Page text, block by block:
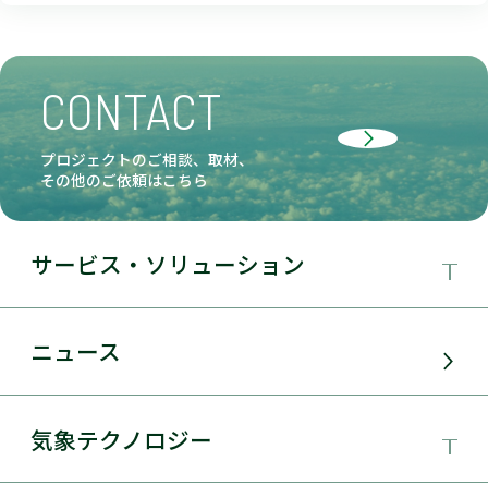
CONTACT
プロジェクトのご相談、取材、
その他のご依頼はこちら
サービス・ソリューション
事業領域
サービス・ソリューション
ニュース
気象テクノロジー